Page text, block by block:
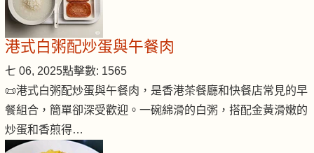
港式白粥配炒蛋與午餐肉
七 06, 2025點擊數: 1565
📜港式白粥配炒蛋與午餐肉，是香港茶餐廳和快餐店常見的早
餐組合，簡單卻深受歡迎。一碗綿滑的白粥，搭配金黃滑嫩的
炒蛋和香煎得…